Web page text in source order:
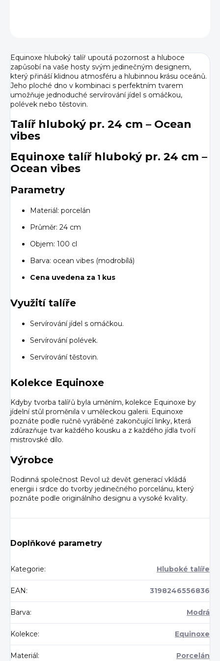
Equinoxe hluboký talíř upoutá pozornost a hluboce
zapůsobí na vaše hosty svým jedinečným designem,
který přináší klidnou atmosféru a hlubinnou krásu oceánů.
Jeho ploché dno v kombinaci s perfektním tvarem
umožňuje jednoduché servírování jídel s omáčkou,
polévek nebo těstovin.
Talíř hluboký pr. 24 cm – Ocean
vibes
Equinoxe talíř hluboký pr. 24 cm –
Ocean vibes
Parametry
Materiál: porcelán
Průměr: 24 cm
Objem: 100 cl
Barva: ocean vibes (modrobílá)
Cena uvedena za 1 kus
Využití talíře
Servírování jídel s omáčkou.
Servírování polévek.
Servírování těstovin.
Kolekce Equinoxe
Kdyby tvorba talířů byla uměním, kolekce Equinoxe by
jídelní stůl proměnila v uměleckou galerii. Equinoxe
poznáte podle ručně vyráběné zakončující linky, která
zdůrazňuje tvar každého kousku a z každého jídla tvoří
mistrovské dílo.
Výrobce
Rodinná společnost Revol už devět generací vkládá
energii i srdce do tvorby jedinečného porcelánu, který
poznáte podle originálního designu a vysoké kvality.
Doplňkové parametry
Kategorie: Hluboké talíře
EAN: 3198246556836
Barva: Modrá
Kolekce: Equinoxe
Materiál: Porcelán